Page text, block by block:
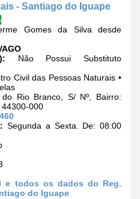
- Santiago do Iguape
Gomes da Silva desde
Não Possui Substituto
Civil das Pessoas Naturais •
Rio Branco, S/ Nº, Bairro:
44300-000
Segunda a Sexta. De: 08:00
e todos os dados do Reg.
do Iguape